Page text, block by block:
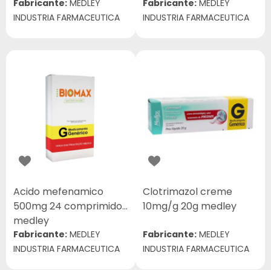
Fabricante: MEDLEY
INDUSTRIA FARMACEUTICA
Fabricante: MEDLEY
INDUSTRIA FARMACEUTICA
Acido mefenamico
500mg 24 comprimidos
medley
Fabricante: MEDLEY
INDUSTRIA FARMACEUTICA
Clotrimazol creme
10mg/g 20g medley
Fabricante: MEDLEY
INDUSTRIA FARMACEUTICA